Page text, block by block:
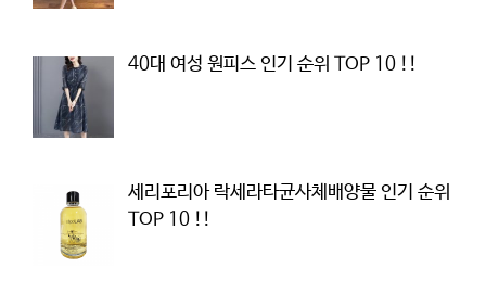
40대 여성 원피스 인기 순위 TOP 10 !!
세리포리아 락세라타균사체배양물 인기 순위
TOP 10 !!